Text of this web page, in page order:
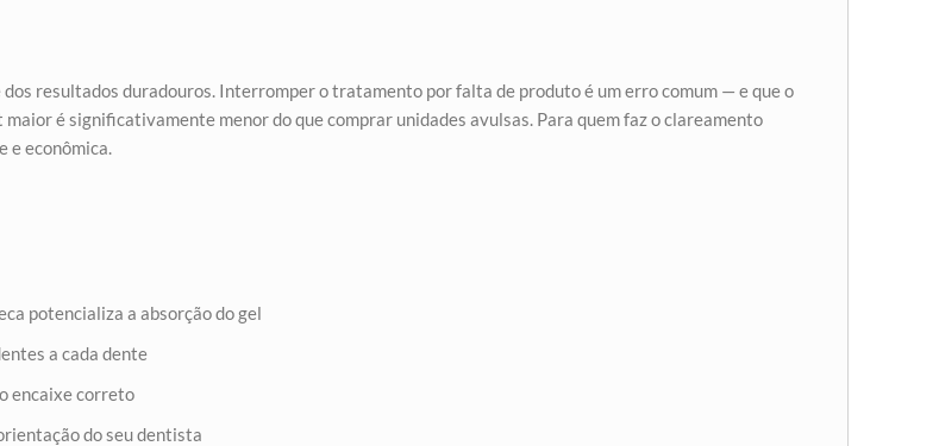
resultados duradouros. Interromper o tratamento por falta de produto é um erro comum — e que o
é significativamente menor do que comprar unidades avulsas. Para quem faz o clareamento
e econômica.
potencializa a absorção do gel
a cada dente
encaixe correto
do seu dentista